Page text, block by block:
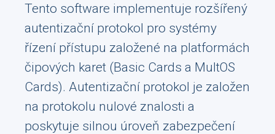
Tento software implementuje rozšířený
autentizační protokol pro systémy
řízení přístupu založené na platformách
čipových karet (Basic Cards a MultOS
Cards). Autentizační protokol je založen
na protokolu nulové znalosti a
poskytuje silnou úroveň zabezpečení